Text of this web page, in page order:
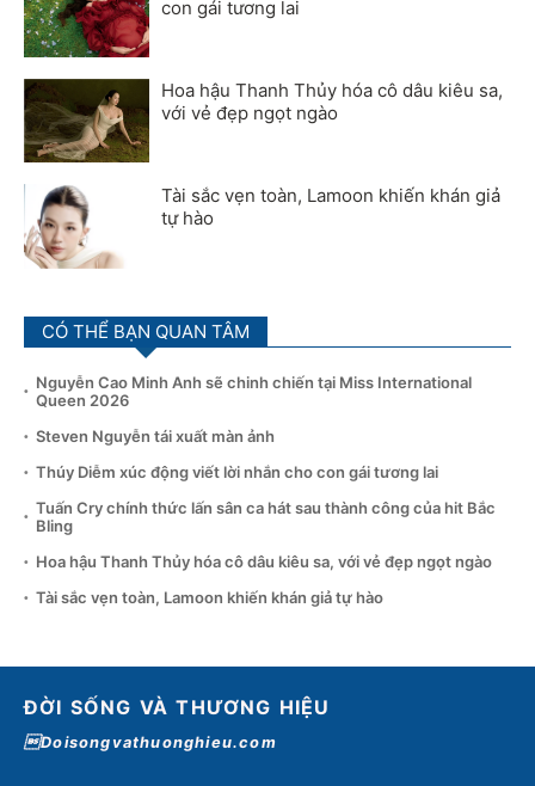
con gái tương lai
Hoa hậu Thanh Thủy hóa cô dâu kiêu sa,
với vẻ đẹp ngọt ngào
Tài sắc vẹn toàn, Lamoon khiến khán giả
tự hào
CÓ THỂ BẠN QUAN TÂM
Nguyễn Cao Minh Anh sẽ chinh chiến tại Miss International
Queen 2026
Steven Nguyễn tái xuất màn ảnh
Thúy Diễm xúc động viết lời nhắn cho con gái tương lai
Tuấn Cry chính thức lấn sân ca hát sau thành công của hit Bắc
Bling
Hoa hậu Thanh Thủy hóa cô dâu kiêu sa, với vẻ đẹp ngọt ngào
Tài sắc vẹn toàn, Lamoon khiến khán giả tự hào
ĐỜI SỐNG VÀ THƯƠNG HIỆU
Doisongvathuonghieu.com